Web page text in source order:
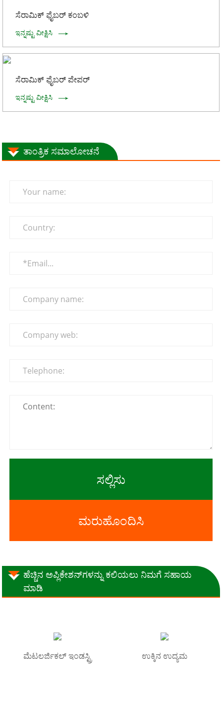
ಸೆರಾಮಿಕ್ ಫೈಬರ್ ಕಂಬಳಿ
ಇನ್ನಷ್ಟು ವೀಕ್ಷಿಸಿ
ಸೆರಾಮಿಕ್ ಫೈಬರ್ ಪೇಪರ್
ಇನ್ನಷ್ಟು ವೀಕ್ಷಿಸಿ
ತಾಂತ್ರಿಕ ಸಮಾಲೋಚನೆ
ಸಲ್ಲಿಸು
ಮರುಹೊಂದಿಸಿ
ಹೆಚ್ಚಿನ ಅಪ್ಲಿಕೇಶನ್‌ಗಳನ್ನು ಕಲಿಯಲು ನಿಮಗೆ ಸಹಾಯ
ಮಾಡಿ
ಮೆಟಲರ್ಜಿಕಲ್ ಇಂಡಸ್ಟ್ರಿ ಉಕ್ಕಿನ ಉದ್ಯಮ